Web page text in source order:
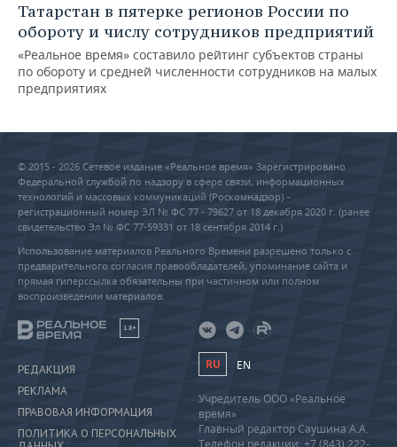
Татарстан в пятерке регионов России по
обороту и числу сотрудников предприятий
«Реальное время» составило рейтинг субъектов страны
по обороту и средней численности сотрудников на малых
предприятиях
© 2015 - 2026 Сетевое издание «Реальное время» Зарегистрировано
Федеральной службой по надзору в сфере связи, информационных
технологий и массовых коммуникаций (Роскомнадзор) –
регистрационный номер ЭЛ № ФС 77 - 79627 от 18 декабря 2020 г. (ранее
свидетельство Эл № ФС 77-59331 от 18 сентября 2014 г.)
Использование материалов Реального Времени разрешено только с
предварительного согласия правообладателей, упоминание сайта и
прямая гиперссылка обязательны при частичном или полном
воспроизведении материалов.
18+
РЕДАКЦИЯ
РЕКЛАМА
ПРАВОВАЯ ИНФОРМАЦИЯ
ПОЛИТИКА О ПЕРСОНАЛЬНЫХ
RU EN
Учредитель ООО «Реальное
время»
Главный редактор Саушина А.А.
Телефон редакции: +7 (843) 222-